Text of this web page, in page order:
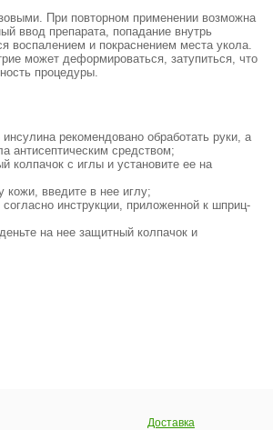
При повторном применении возможна
ввод препарата, попадание внутрь
воспалением и покраснением места укола.
может деформироваться, затупиться, что
процедуры.
рекомендовано обработать руки, а
антисептическим средством;
колпачок с иглы и установите ее на
кожи, введите в нее иглу;
инструкции, приложенной к шприц-
на нее защитный колпачок и
Доставка